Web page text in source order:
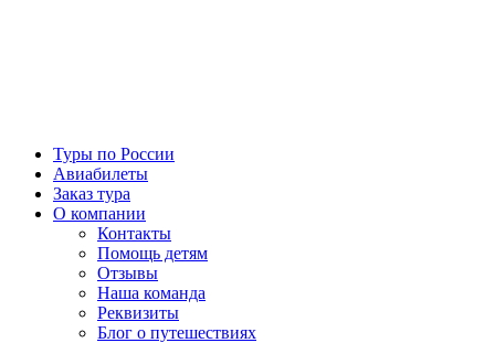
Туры по России
Авиабилеты
Заказ тура
О компании
Контакты
Помощь детям
Отзывы
Наша команда
Реквизиты
Блог о путешествиях